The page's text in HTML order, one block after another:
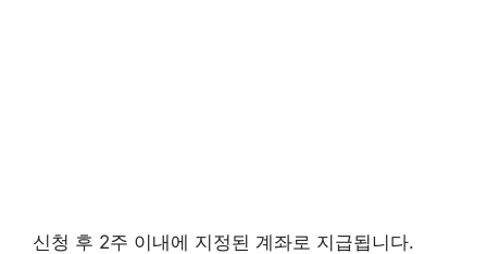
신청 후 2주 이내에 지정된 계좌로 지급됩니다.